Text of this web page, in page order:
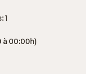
1
00:00h)